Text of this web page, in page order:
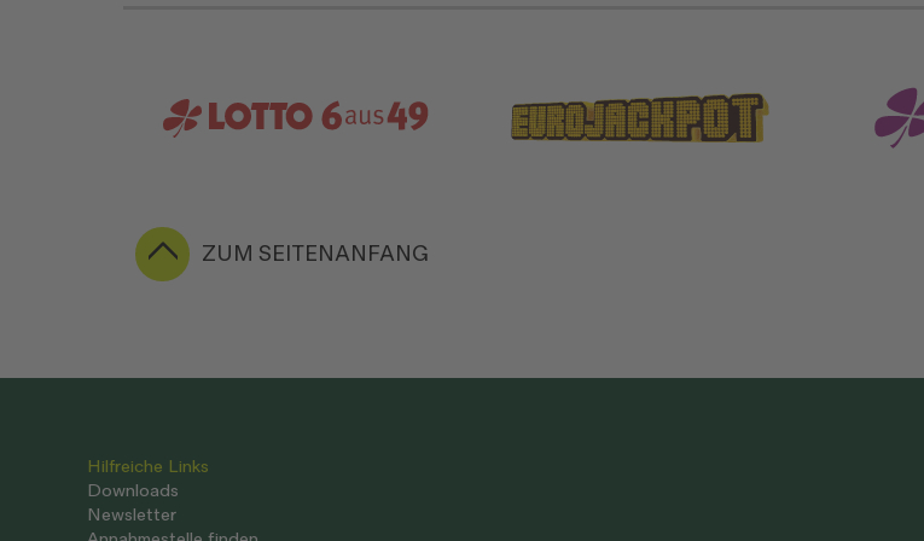
ZUM SEITENANFANG
Hilfreiche Links
Downloads
Newsletter